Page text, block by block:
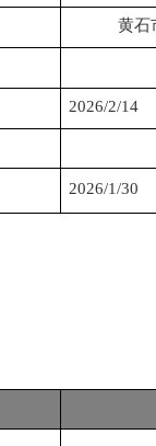
黄石
2026/2/14
2026/1/30